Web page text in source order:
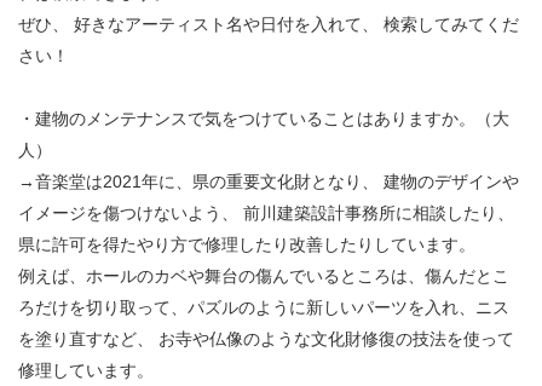
ぜひ、 好きなアーティスト名や日付を入れて、 検索してみてくだ
さい！
・建物のメンテナンスで気をつけていることはありますか。（大
人）
→音楽堂は2021年に、県の重要文化財となり、 建物のデザインや
イメージを傷つけないよう、 前川建築設計事務所に相談したり、
県に許可を得たやり方で修理したり改善したりしています。
例えば、ホールのカベや舞台の傷んでいるところは、傷んだとこ
ろだけを切り取って、パズルのように新しいパーツを入れ、ニス
を塗り直すなど、 お寺や仏像のような文化財修復の技法を使って
修理しています。